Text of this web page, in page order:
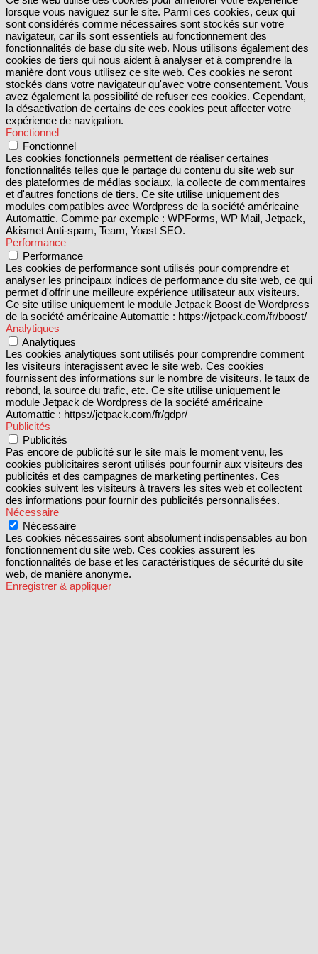
lorsque vous naviguez sur le site. Parmi ces cookies, ceux qui
sont considérés comme nécessaires sont stockés sur votre
navigateur, car ils sont essentiels au fonctionnement des
fonctionnalités de base du site web. Nous utilisons également des
cookies de tiers qui nous aident à analyser et à comprendre la
manière dont vous utilisez ce site web. Ces cookies ne seront
stockés dans votre navigateur qu'avec votre consentement. Vous
avez également la possibilité de refuser ces cookies. Cependant,
la désactivation de certains de ces cookies peut affecter votre
expérience de navigation.
Fonctionnel
Fonctionnel
Les cookies fonctionnels permettent de réaliser certaines
fonctionnalités telles que le partage du contenu du site web sur
des plateformes de médias sociaux, la collecte de commentaires
et d'autres fonctions de tiers. Ce site utilise uniquement des
modules compatibles avec Wordpress de la société américaine
Automattic. Comme par exemple : WPForms, WP Mail, Jetpack,
Akismet Anti-spam, Team, Yoast SEO.
Performance
Performance
Les cookies de performance sont utilisés pour comprendre et
analyser les principaux indices de performance du site web, ce qui
permet d'offrir une meilleure expérience utilisateur aux visiteurs.
Ce site utilise uniquement le module Jetpack Boost de Wordpress
de la société américaine Automattic : https://jetpack.com/fr/boost/
Analytiques
Analytiques
Les cookies analytiques sont utilisés pour comprendre comment
les visiteurs interagissent avec le site web. Ces cookies
fournissent des informations sur le nombre de visiteurs, le taux de
rebond, la source du trafic, etc. Ce site utilise uniquement le
module Jetpack de Wordpress de la société américaine
Automattic : https://jetpack.com/fr/gdpr/
Publicités
Publicités
Pas encore de publicité sur le site mais le moment venu, les
cookies publicitaires seront utilisés pour fournir aux visiteurs des
publicités et des campagnes de marketing pertinentes. Ces
cookies suivent les visiteurs à travers les sites web et collectent
des informations pour fournir des publicités personnalisées.
Nécessaire
Nécessaire
Les cookies nécessaires sont absolument indispensables au bon
fonctionnement du site web. Ces cookies assurent les
fonctionnalités de base et les caractéristiques de sécurité du site
web, de manière anonyme.
Enregistrer & appliquer